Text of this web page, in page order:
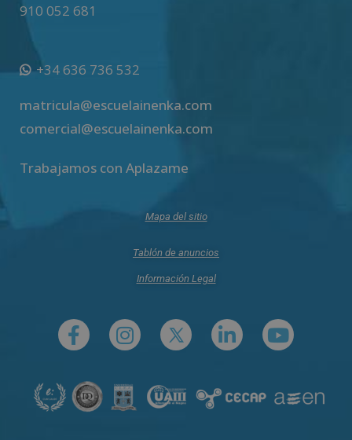
910 052 681
+34 636 736 532
matricula@escuelainenka.com
comercial@escuelainenka.com
Trabajamos con Aplazame
Mapa del sitio
Tablón de anuncios
Información Legal